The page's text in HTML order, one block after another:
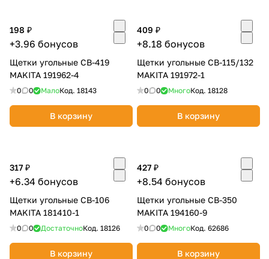
198 ₽
+3.96 бонусов
Щетки угольные CB-419
MAKITA 191962-4
0 0 МалоКод. 18143
В корзину
409 ₽
+8.18 бонусов
Щетки угольные CB-115/132
MAKITA 191972-1
0 0 МногоКод. 18128
В корзину
317 ₽
+6.34 бонусов
Щетки угольные CB-106
MAKITA 181410-1
0 0 ДостаточноКод. 18126
В корзину
427 ₽
+8.54 бонусов
Щетки угольные CB-350
MAKITA 194160-9
0 0 МногоКод. 62686
В корзину